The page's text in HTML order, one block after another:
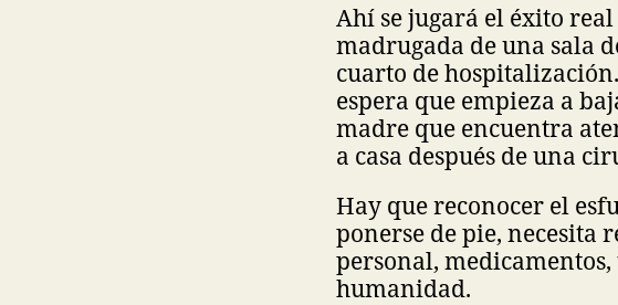
Ahí se jugará el éxito
madrugada de una sala
cuarto de
espera que empieza a
madre que encuentra
a casa después de una
Hay que reconocer el
ponerse de pie, necesita
personal,
humanidad.